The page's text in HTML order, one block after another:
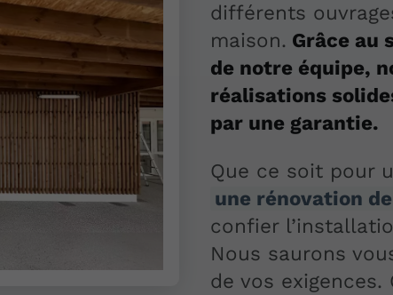
différents
maison. Grâce au
de notre équipe,
réalisations
par une garantie.
Que ce soit pour
une rénovation
confier
Nous saurons
de vos